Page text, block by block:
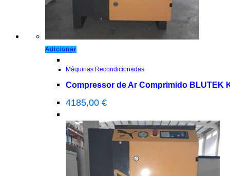
Adicionar
Máquinas Recondicionadas
Compressor de Ar Comprimido BLUTEK
4185,00 €